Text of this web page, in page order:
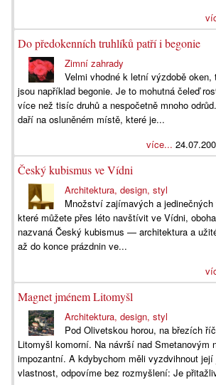
Do předokenních truhlíků patří i begonie
Zimní zahrady
Velmi vhodné k letní výzdobě oken,
jsou například begonie. Je to mohutná čeleď
více než tisíc druhů a nespočetně mnoho
daří na osluněném místě, které je...
více...
Český kubismus ve Vídni
Architektura, design, styl
Množství zajímavých a
které můžete přes léto navštívit ve Vídni,
nazvaná Český kubismus — architektura a
až do konce prázdnin ve...
Magnet jménem Litomyšl
Architektura, design, styl
Pod Olivetskou horou, na březích
Litomyšl komorní. Na návrší nad Smetanovým
impozantní. A kdybychom měli vyzdvihnout její
vlastnost, odpovíme bez rozmyšlení: Je